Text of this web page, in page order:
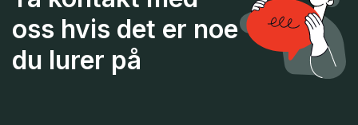
oss hvis det er noe
du lurer på